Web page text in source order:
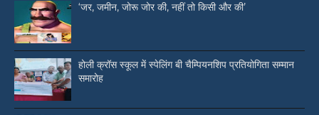
‘जर, जमीन, जोरू जोर की, नहीं तो किसी और की’
होली क्रॉस स्कूल में स्पेलिंग बी चैम्पियनशिप प्रतियोगिता सम्मान
समारोह